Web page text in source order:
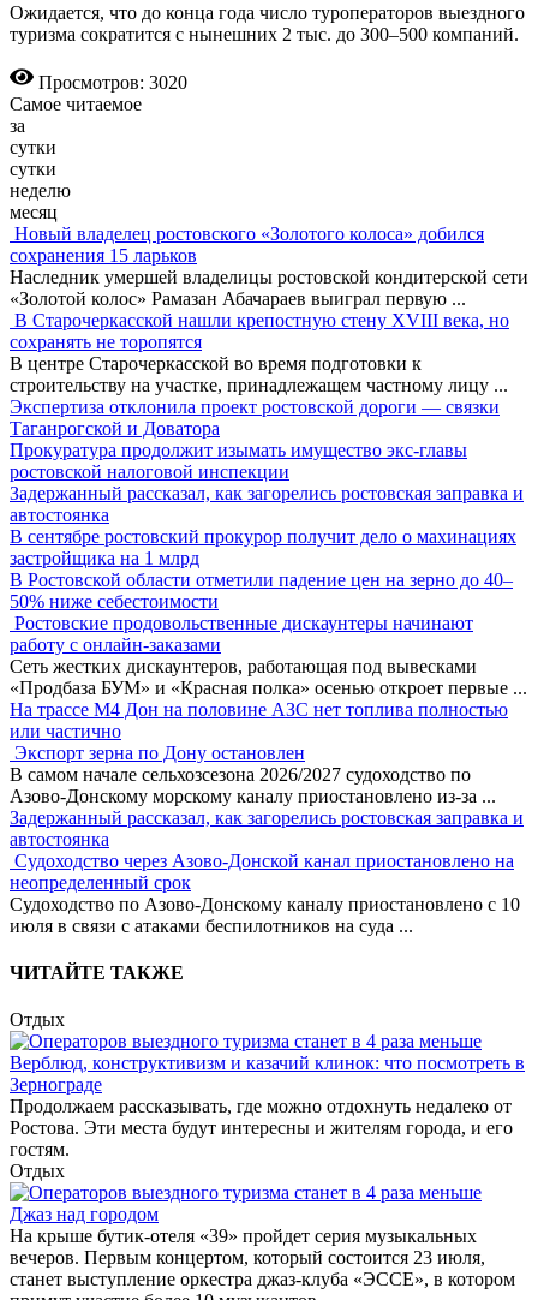
Ожидается, что до конца года число туроператоров выездного
туризма сократится с нынешних 2 тыс. до 300–500 компаний.
Просмотров: 3020
Самое читаемое
за
сутки
сутки
неделю
месяц
Новый владелец ростовского «Золотого колоса» добился
сохранения 15 ларьков
Наследник умершей владелицы ростовской кондитерской сети
«Золотой колос» Рамазан Абачараев выиграл первую ...
В Старочеркасской нашли крепостную стену XVIII века, но
сохранять не торопятся
В центре Старочеркасской во время подготовки к
строительству на участке, принадлежащем частному лицу ...
Экспертиза отклонила проект ростовской дороги — связки
Таганрогской и Доватора
Прокуратура продолжит изымать имущество экс-главы
ростовской налоговой инспекции
Задержанный рассказал, как загорелись ростовская заправка и
автостоянка
В сентябре ростовский прокурор получит дело о махинациях
застройщика на 1 млрд
В Ростовской области отметили падение цен на зерно до 40–
50% ниже себестоимости
Ростовские продовольственные дискаунтеры начинают
работу с онлайн-заказами
Сеть жестких дискаунтеров, работающая под вывесками
«Продбаза БУМ» и «Красная полка» осенью откроет первые ...
На трассе М4 Дон на половине АЗС нет топлива полностью
или частично
Экспорт зерна по Дону остановлен
В самом начале сельхозсезона 2026/2027 судоходство по
Азово-Донскому морскому каналу приостановлено из-за ...
Задержанный рассказал, как загорелись ростовская заправка и
автостоянка
Судоходство через Азово-Донской канал приостановлено на
неопределенный срок
Судоходство по Азово-Донскому каналу приостановлено с 10
июля в связи с атаками беспилотников на суда ...
ЧИТАЙТЕ ТАКЖЕ
Отдых
Верблюд, конструктивизм и казачий клинок: что посмотреть в
Зернограде
Продолжаем рассказывать, где можно отдохнуть недалеко от
Ростова. Эти места будут интересны и жителям города, и его
гостям.
Отдых
Джаз над городом
На крыше бутик-отеля «39» пройдет серия музыкальных
вечеров. Первым концертом, который состоится 23 июля,
станет выступление оркестра джаз-клуба «ЭССЕ», в котором